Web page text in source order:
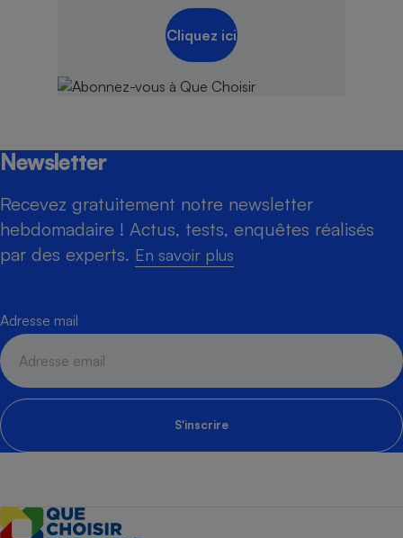
Cliquez ici
Newsletter
Recevez gratuitement notre newsletter
hebdomadaire ! Actus, tests, enquêtes réalisés
par des experts. En savoir plus
Adresse mail
S'inscrire